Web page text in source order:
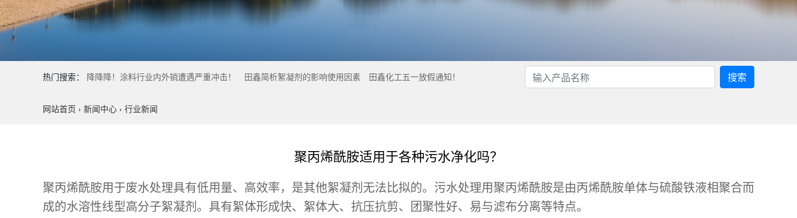
热门搜索： 降降降！涂料行业内外销遭遇严重冲击！ 田鑫简析絮凝剂的影响使用因素 田鑫化工五一放假通知！ 搜索
网站首页 › 新闻中心 › 行业新闻
聚丙烯酰胺适用于各种污水净化吗？
聚丙烯酰胺用于废水处理具有低用量、高效率，是其他絮凝剂无法比拟的。污水处理用聚丙烯酰胺是由丙烯酰胺单体与硫酸铁液相聚合而
成的水溶性线型高分子絮凝剂。具有絮体形成快、絮体大、抗压抗剪、团聚性好、易与滤布分离等特点。